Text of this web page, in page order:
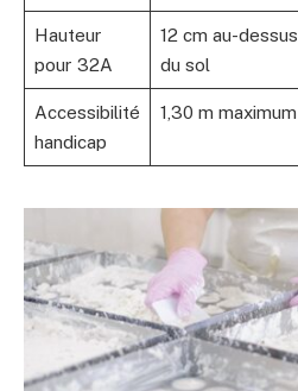
Hauteur
pour 32A
12 cm au-dessus
du sol
Accessibilité
handicap
1,30 m maximum